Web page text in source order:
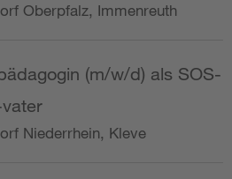
Oberpfalz, Immenreuth
(m/w/d) als SOS-
Niederrhein, Kleve